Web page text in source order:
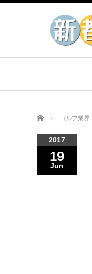
Home ゴルフ業界
2017
19
Jun